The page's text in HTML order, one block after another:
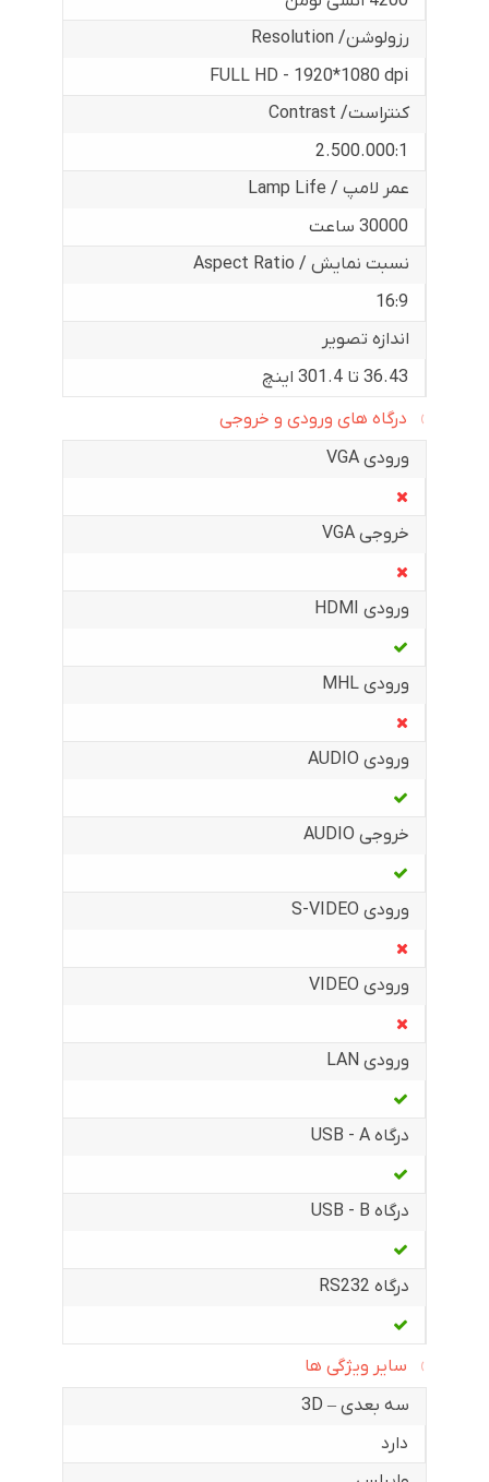
رزولوشن/ Resolution
FULL HD - 1920*1080 dpi
کنتراست/ Contrast
2.500.000:1
عمر لامپ / Lamp Life
30000 ساعت
نسبت نمایش / Aspect Ratio
16:9
اندازه تصویر
36.43 تا 301.4 اینچ
درگاه های ورودی و خروجی
ورودی VGA
خروجی VGA
ورودی HDMI
ورودی MHL
ورودی AUDIO
خروجی AUDIO
ورودی S-VIDEO
ورودی VIDEO
ورودی LAN
درگاه USB - A
درگاه USB - B
درگاه RS232
سایر ویژگی ها
سه بعدی – 3D
دارد